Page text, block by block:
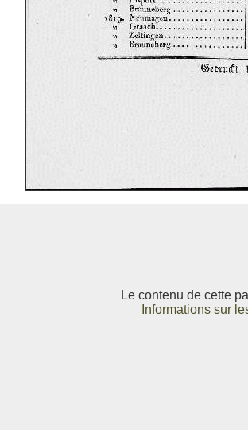
Le contenu de cette
Informations sur